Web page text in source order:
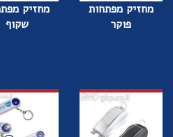
מחזיק מפתחות
פוקר
מחזיק
שקוף